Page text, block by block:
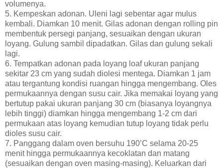
volumenya.
5. Kempeskan adonan. Uleni lagi sebentar agar mulus
kembali. Diamkan 10 menit. Gilas adonan dengan rolling pin
membentuk persegi panjang, sesuaikan dengan ukuran
loyang. Gulung sambil dipadatkan. Gilas dan gulung sekali
lagi.
6. Tempatkan adonan pada loyang loaf ukuran panjang
sekitar 23 cm yang sudah diolesi mentega. Diamkan 1 jam
atau tergantung kondisi ruangan hingga mengembang. Oles
permukaannya dengan susu cair. Jika memakai loyang yang
bertutup pakai ukuran panjang 30 cm (biasanya loyangnya
lebih tinggi) diamkan hingga mengembang 1-2 cm dari
permukaan atas loyang kemudian tutup loyang tidak perlu
dioles susu cair.
7. Panggang dalam oven bersuhu 190’C selama 20-25
menit hingga permukaannya kecoklatan dan matang
(sesuaikan dengan oven masing-masing). Keluarkan dari